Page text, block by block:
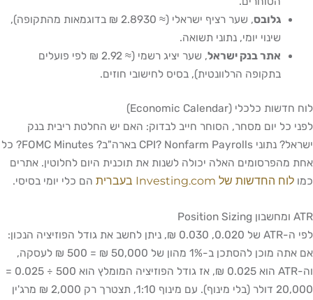
גלובס
, שער רציף ישראלי (≈ 2.8930 ₪ בדוגמאות מהתקופה),
שינוי יומי, נתוני תשואה.
אתר בנק ישראל
, שער יציג רשמי (≈ 2.92 ₪ לפי פועלים
בתקופה הרלוונטית), בסיס לחישובי חוזים.
לוח חדשות כלכלי (Economic Calendar)
לפני כל יום מסחר, הסוחר חייב לבדוק: האם יש החלטת ריבית בנק
ישראל? נתוני CPI? Nonfarm Payrolls בארה"ב? FOMC Minutes? כל
אחת מהפרסומים האלה יכולה לשנות את תוכנית היום לחלוטין. אתרים
כמו לוח החדשות של Investing.com בעברית הם כלי יומי בסיסי.
ATR ומחשבון Position Sizing
לפי ה-ATR של 0.020, 0.030 ₪, ניתן לחשב את גודל הפוזיציה הנכון:
אם אתה מוכן להסתכן ב-1% מהון של 50,000 ₪ = 500 ₪ לעסקה,
וה-ATR הוא 0.025 ₪, אז גודל הפוזיציה המומלץ הוא 500 ÷ 0.025 =
20,000 דולר (בלי מינוף). עם מינוף 1:10, תצטרך רק 2,000 ₪ מרג'ין